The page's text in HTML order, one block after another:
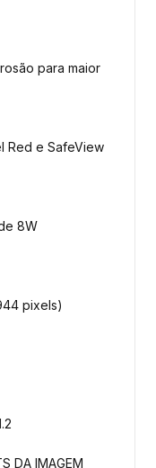
para maior
Red e SafeView
8W
pixels)
DA IMAGEM